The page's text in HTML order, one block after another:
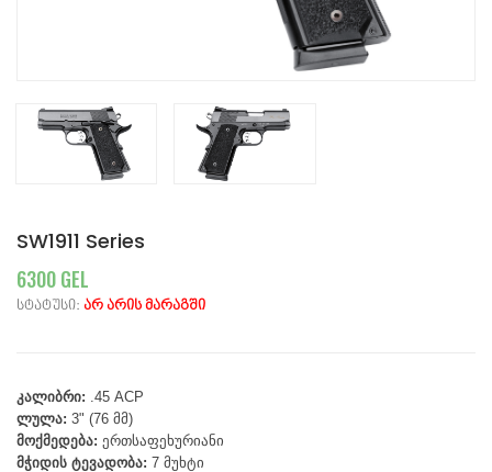
SW1911 Series
6300 GEL
სტატუსი: არ არის მარაგში
კალიბრი: .45 ACP
ლულა: 3" (76 მმ)
მოქმედება: ერთსაფეხურიანი
მჭიდის ტევადობა: 7 მუხტი